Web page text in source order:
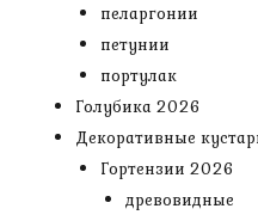
пеларгонии
петунии
портулак
Голубика 2026
Декоративные
Гортензии 2026
древовидные